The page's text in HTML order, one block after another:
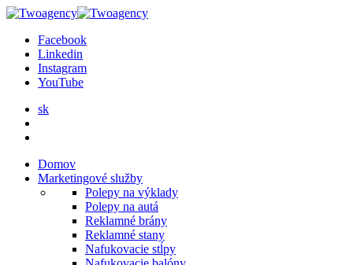
Facebook
Linkedin
Instagram
YouTube
sk
Domov
Marketingové služby
Polepy na výklady
Polepy na autá
Reklamné brány
Reklamné stany
Nafukovacie stĺpy